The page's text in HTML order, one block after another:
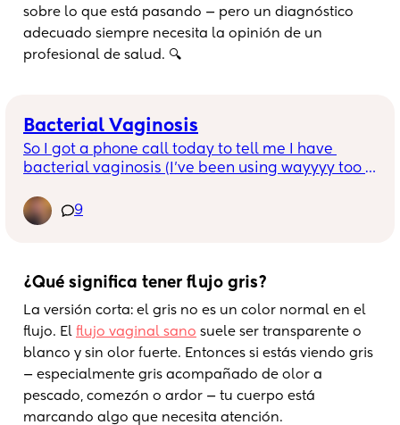
sobre lo que está pasando — pero un diagnóstico
adecuado siempre necesita la opinión de un
profesional de salud. 🔍
Bacterial Vaginosis
So I got a phone call today to tell me I have
bacterial vaginosis (I’ve been using wayyyy too
that goes up but I’m still scared as Google says it
can cause low birthweight and preterm labour.
9
¿Qué significa tener flujo gris?
La versión corta: el gris no es un color normal en el
flujo. El flujo vaginal sano suele ser transparente o
blanco y sin olor fuerte. Entonces si estás viendo gris
— especialmente gris acompañado de olor a
pescado, comezón o ardor — tu cuerpo está
marcando algo que necesita atención.